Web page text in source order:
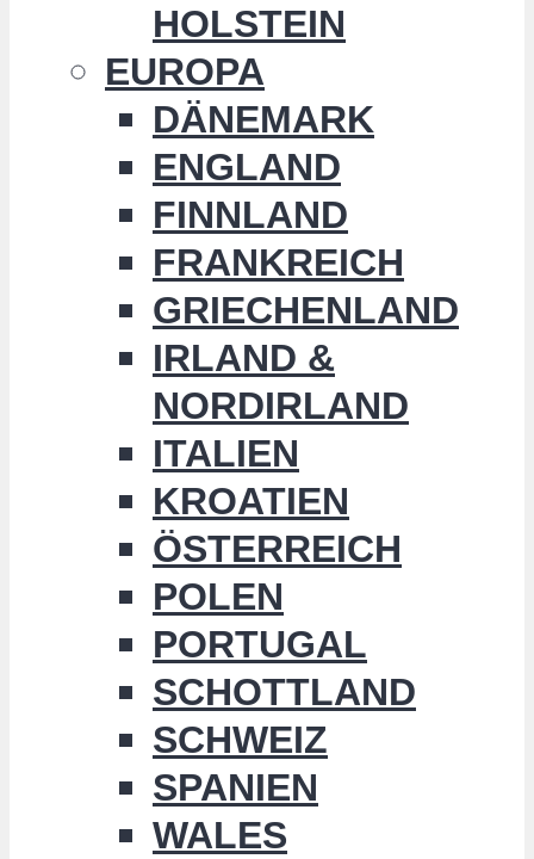
HOLSTEIN
EUROPA
DÄNEMARK
ENGLAND
FINNLAND
FRANKREICH
GRIECHENLAND
IRLAND &
NORDIRLAND
ITALIEN
KROATIEN
ÖSTERREICH
POLEN
PORTUGAL
SCHOTTLAND
SCHWEIZ
SPANIEN
WALES